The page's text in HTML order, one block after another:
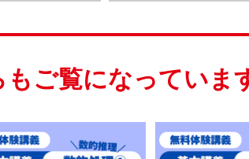
ご覧になっていま